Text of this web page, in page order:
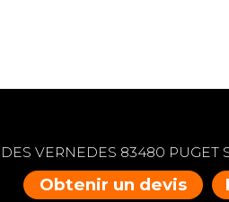
VERNEDES 83480 PUGET
Obtenir un devis